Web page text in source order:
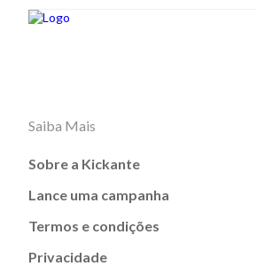
Saiba Mais
Sobre a Kickante
Lance uma campanha
Termos e condições
Privacidade